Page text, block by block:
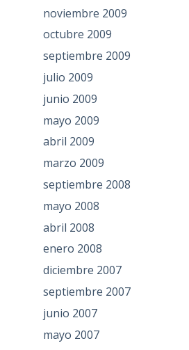
noviembre 2009
octubre 2009
septiembre 2009
julio 2009
junio 2009
mayo 2009
abril 2009
marzo 2009
septiembre 2008
mayo 2008
abril 2008
enero 2008
diciembre 2007
septiembre 2007
junio 2007
mayo 2007